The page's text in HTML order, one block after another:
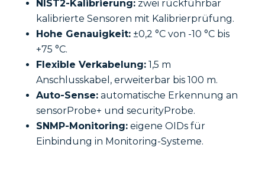
NIST2-Kalibrierung:zwei rückführbar
kalibrierte Sensoren mit Kalibrierprüfung.
Hohe Genauigkeit:±0,2 °C von -10 °C bis
+75 °C.
Flexible Verkabelung:1,5 m
Anschlusskabel, erweiterbar bis 100 m.
Auto-Sense:automatische Erkennung an
sensorProbe+ und securityProbe.
SNMP-Monitoring:eigene OIDs für
Einbindung in Monitoring-Systeme.